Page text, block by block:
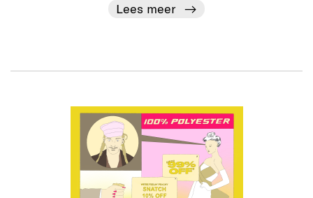
Lees meer